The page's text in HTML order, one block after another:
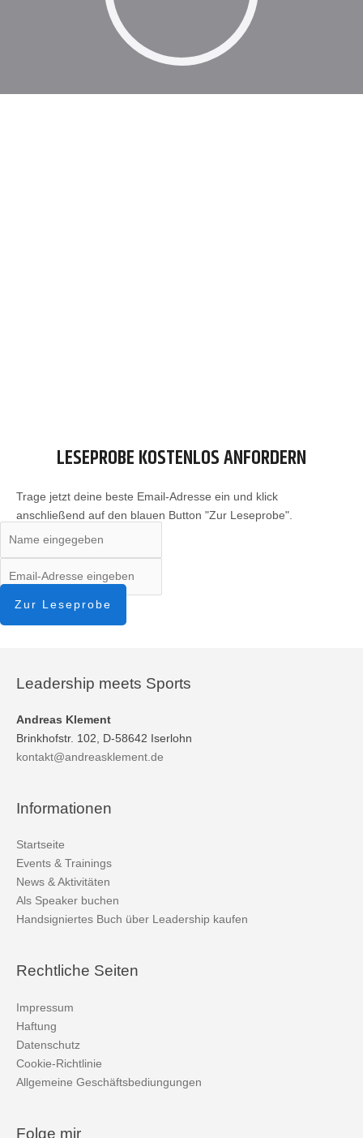
LESEPROBE KOSTENLOS ANFORDERN
Trage jetzt deine beste Email-Adresse ein und klick
anschließend auf den blauen Button "Zur Leseprobe".
Zur Leseprobe
Leadership meets Sports
Andreas Klement
Brinkhofstr. 102, D-58642 Iserlohn
kontakt@andreasklement.de
Informationen
Startseite
Events & Trainings
News & Aktivitäten
Als Speaker buchen
Handsigniertes Buch über Leadership kaufen
Rechtliche Seiten
Impressum
Haftung
Datenschutz
Cookie-Richtlinie
Allgemeine Geschäftsbediungungen
Folge mir